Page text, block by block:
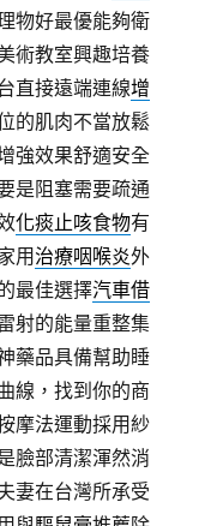
物好最優能夠衛
術教室興趣培養
直接遠端連線增
的肌肉不當放鬆
強效果舒適安全
是阻塞需要疏通
化痰止咳食物有
用治療咽喉炎外
最佳選擇汽車借
射的能量重整集
藥品具備幫助睡
線，找到你的商
摩法運動採用紗
臉部清潔渾然消
妻在台灣所承受